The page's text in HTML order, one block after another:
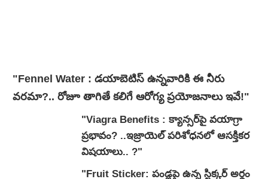
"Fennel Water : డయాబెటిస్ ఉన్నవారికి ఈ నీరు
వరమా?.. రోజూ తాగితే కలిగే ఆరోగ్య ప్రయోజనాలు ఇవే!"
"Viagra Benefits : క్యాన్సర్‌పై వయాగ్రా
ప్రభావం? ..ఇజ్రాయెల్ పరిశోధనలో ఆసక్తికర
విషయాలు.. ?"
"Fruit Sticker: పండ్లపై ఉన్న స్టిక్కర్ అర్థం